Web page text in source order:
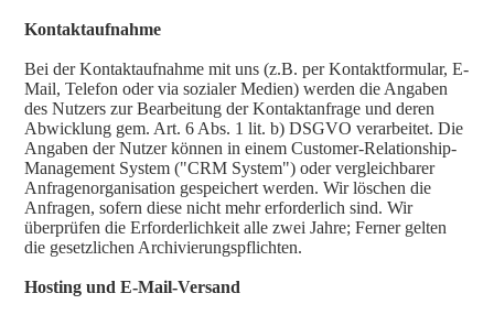
Kontaktaufnahme
Bei der Kontaktaufnahme mit uns (z.B. per Kontaktformular, E-
Mail, Telefon oder via sozialer Medien) werden die Angaben
des Nutzers zur Bearbeitung der Kontaktanfrage und deren
Abwicklung gem. Art. 6 Abs. 1 lit. b) DSGVO verarbeitet. Die
Angaben der Nutzer können in einem Customer-Relationship-
Management System ("CRM System") oder vergleichbarer
Anfragenorganisation gespeichert werden. Wir löschen die
Anfragen, sofern diese nicht mehr erforderlich sind. Wir
überprüfen die Erforderlichkeit alle zwei Jahre; Ferner gelten
die gesetzlichen Archivierungspflichten.
Hosting und E-Mail-Versand